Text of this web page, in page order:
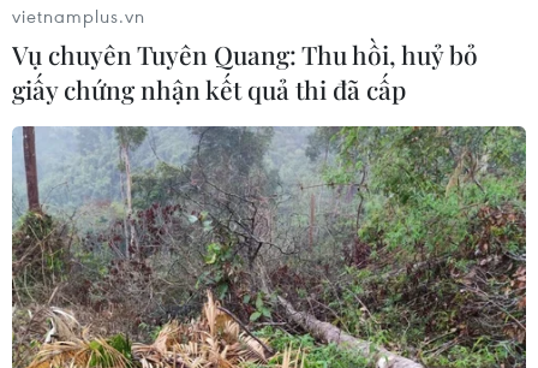
Iran tuyên bố có thể làm giàu urani ở mức
vietnamplus.vn
Vụ chuyên Tuyên Quang: Thu hồi, huỷ bỏ
giấy chứng nhận kết quả thi đã cấp